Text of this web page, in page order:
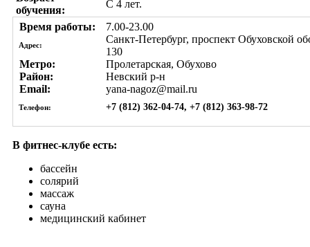
обучения:
С 4 лет.
Время работы:
7.00-23.00
Адрес:
Санкт-Петербург, проспект Обуховской
130
Метро:
Пролетарская, Обухово
Район:
Невский р-н
Email:
yana-nagoz@mail.ru
Телефон: +7 (812) 362-04-74, +7 (812) 363-98-72
В фитнес-клубе есть:
бассейн
солярий
массаж
сауна
медицинский кабинет